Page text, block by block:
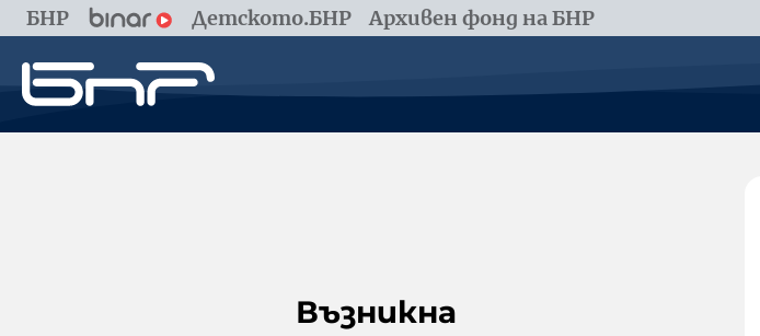
БНР Детското.БНР Архивен фонд на БНР
Възникна